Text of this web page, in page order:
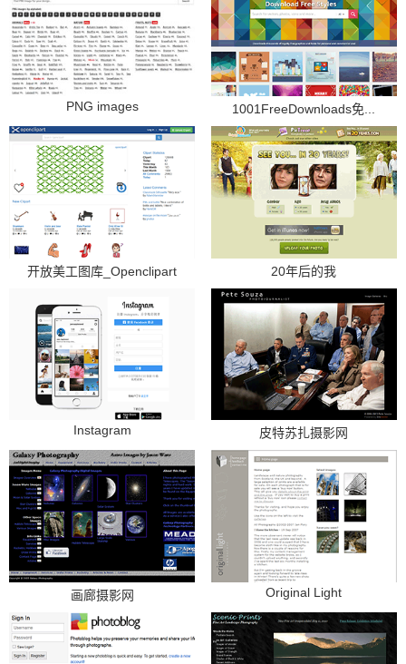
PNG images 1001FreeDownloads免...
开放美工图库_Openclipart 20年后的我
Instagram 皮特苏扎摄影网
画廊摄影网 Original Light